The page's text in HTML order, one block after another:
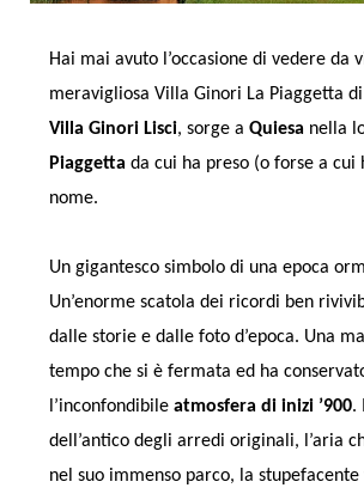
Hai mai avuto l’occasione di vedere da
meravigliosa Villa Ginori La Piaggetta
Villa Ginori Lisci, sorge a Quiesa nella
Piaggetta da cui ha preso (o forse a cui
nome.
Un gigantesco simbolo di una epoca
Un’enorme scatola dei ricordi ben
dalle storie e dalle foto d’epoca. Una
tempo che si è fermata ed ha
l’inconfondibile atmosfera di inizi ’900.
dell’antico degli arredi originali, l’aria
nel suo immenso parco, la